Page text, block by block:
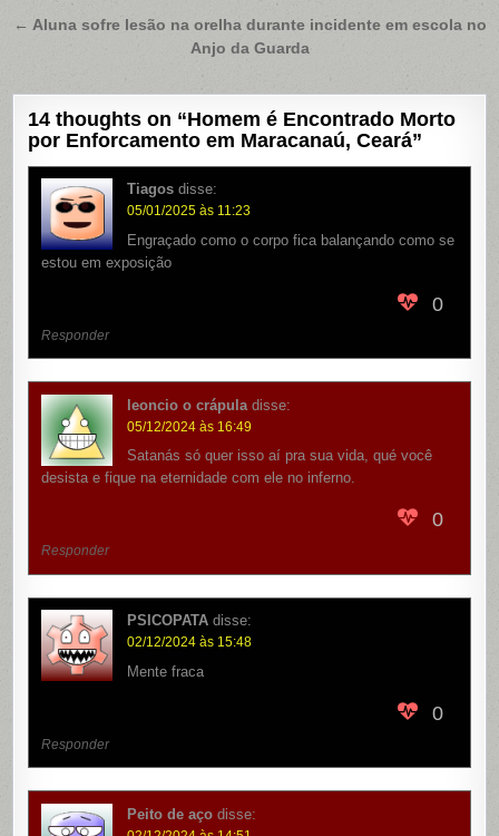
Post
← Aluna sofre lesão na orelha durante incidente em escola no
Anjo da Guarda
14 thoughts on “Homem é Encontrado Morto
por Enforcamento em Maracanaú, Ceará”
Tiagos disse:
05/01/2025 às 11:23
Engraçado como o corpo fica balançando como se
estou em exposição
0
Responder
leoncio o crápula disse:
05/12/2024 às 16:49
Satanás só quer isso aí pra sua vida, qué você
desista e fique na eternidade com ele no inferno.
0
Responder
PSICOPATA disse:
02/12/2024 às 15:48
Mente fraca
0
Responder
Peito de aço disse: